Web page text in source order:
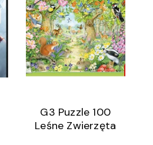
G3 Puzzle 100
Leśne Zwierzęta